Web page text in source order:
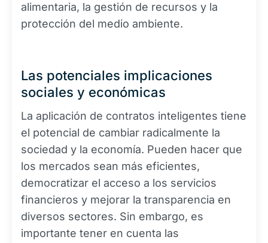
alimentaria, la gestión de recursos y la
protección del medio ambiente.
Las potenciales implicaciones
sociales y económicas
La aplicación de contratos inteligentes tiene
el potencial de cambiar radicalmente la
sociedad y la economía. Pueden hacer que
los mercados sean más eficientes,
democratizar el acceso a los servicios
financieros y mejorar la transparencia en
diversos sectores. Sin embargo, es
importante tener en cuenta las